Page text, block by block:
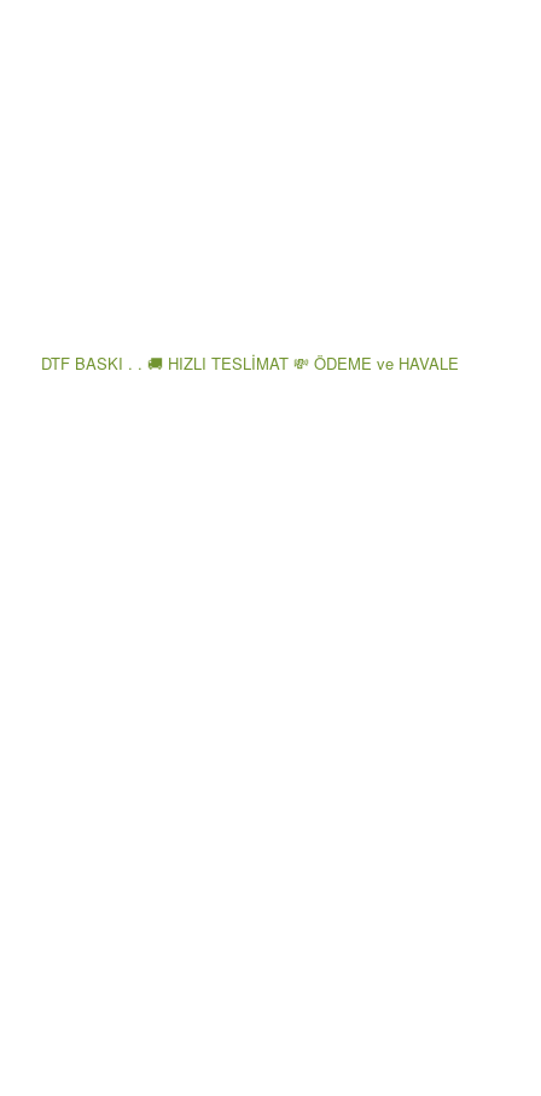
DTF BASKI . . 🚚 HIZLI TESLİMAT 💸 ÖDEME ve HAVALE